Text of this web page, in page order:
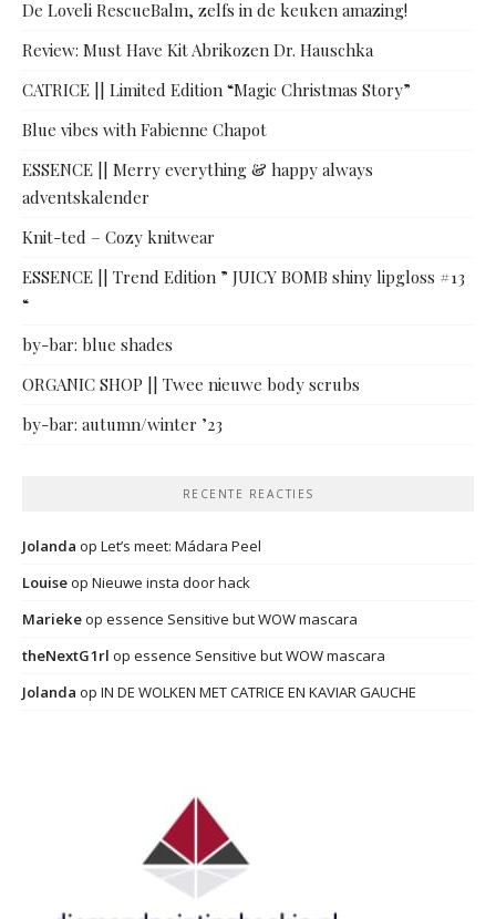
De Loveli RescueBalm, zelfs in de keuken amazing!
Review: Must Have Kit Abrikozen Dr. Hauschka
CATRICE || Limited Edition “Magic Christmas Story”
Blue vibes with Fabienne Chapot
ESSENCE || Merry everything & happy always
adventskalender
Knit-ted – Cozy knitwear
ESSENCE || Trend Edition ” JUICY BOMB shiny lipgloss #13
“
by-bar: blue shades
ORGANIC SHOP || Twee nieuwe body scrubs
by-bar: autumn/winter ’23
RECENTE REACTIES
Jolanda op Let’s meet: Mádara Peel
Louiseop Nieuwe insta door hack
Mariekeop essence Sensitive but WOW mascara
theNextG1rl op essence Sensitive but WOW mascara
Jolanda op IN DE WOLKEN MET CATRICE EN KAVIAR GAUCHE